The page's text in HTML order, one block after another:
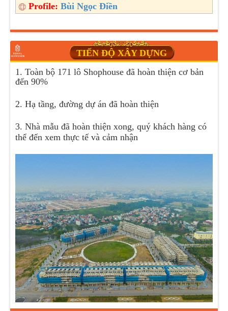
Profile:Bùi Ngọc Điền
TIẾN ĐỘ XÂY DỰNG
1. Toàn bộ 171 lô Shophouse đã hoàn thiện cơ bản
đến 90%
2. Hạ tầng, đường dự án đã hoàn thiện
3. Nhà mẫu đã hoàn thiện xong, quý khách hàng có
thể đến xem thực tế và cảm nhận